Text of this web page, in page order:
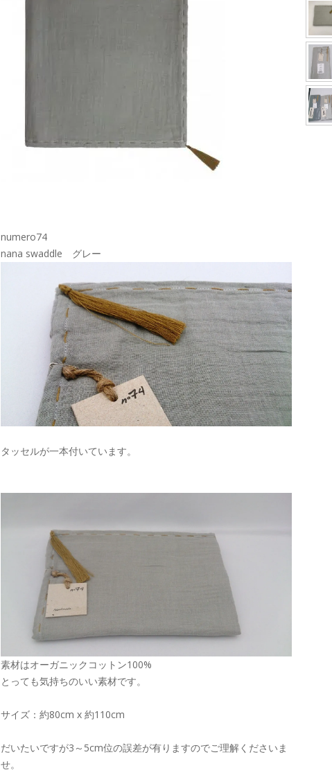
numero74
nana swaddle グレー
タッセルが一本付いています。
素材はオーガニックコットン100%
とっても気持ちのいい素材です。
サイズ：約80cm x 約110cm
だいたいですが3～5cm位の誤差が有りますのでご理解くださいま
せ。